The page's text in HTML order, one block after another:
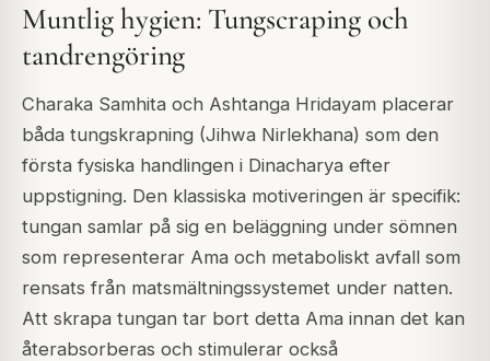
Muntlig hygien: Tungscraping och
tandrengöring
Charaka Samhita och Ashtanga Hridayam placerar
båda tungskrapning (Jihwa Nirlekhana) som den
första fysiska handlingen i Dinacharya efter
uppstigning. Den klassiska motiveringen är specifik:
tungan samlar på sig en beläggning under sömnen
som representerar Ama och metaboliskt avfall som
rensats från matsmältningssystemet under natten.
Att skrapa tungan tar bort detta Ama innan det kan
återabsorberas och stimulerar också